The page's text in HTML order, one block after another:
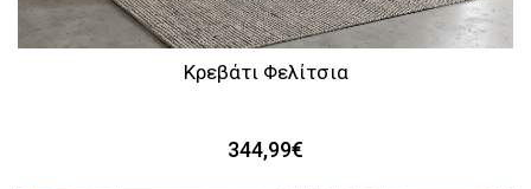
Κρεβάτι Φελίτσια
344,99€